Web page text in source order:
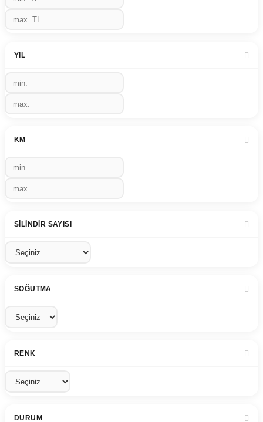
YIL
KM
SILINDIR SAYISI
SOĞUTMA
RENK
DURUM